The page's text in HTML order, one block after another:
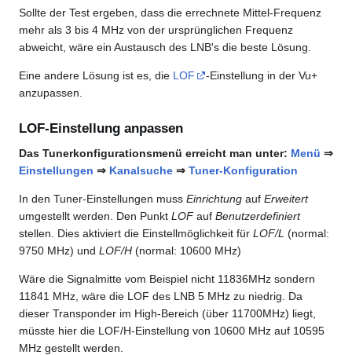
Sollte der Test ergeben, dass die errechnete Mittel-Frequenz
mehr als 3 bis 4 MHz von der ursprünglichen Frequenz
abweicht, wäre ein Austausch des LNB's die beste Lösung.
Eine andere Lösung ist es, die LOF
-Einstellung in der Vu+
anzupassen.
LOF-Einstellung anpassen
Das Tunerkonfigurationsmenü erreicht man unter: Menü ⇒
Einstellungen ⇒ Kanalsuche ⇒ Tuner-Konfiguration
In den Tuner-Einstellungen muss Einrichtung auf Erweitert
umgestellt werden. Den Punkt LOFauf Benutzerdefiniert
stellen. Dies aktiviert die Einstellmöglichkeit für LOF/L (normal:
9750 MHz) und LOF/H (normal: 10600 MHz)
Wäre die Signalmitte vom Beispiel nicht 11836MHz sondern
11841 MHz, wäre die LOF des LNB 5 MHz zu niedrig. Da
dieser Transponder im High-Bereich (über 11700MHz) liegt,
müsste hier die LOF/H-Einstellung von 10600 MHz auf 10595
MHz gestellt werden.